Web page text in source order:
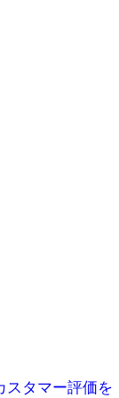
スタマー評価を